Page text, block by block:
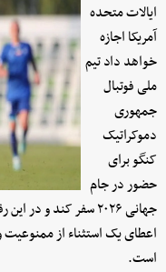
ایالات متحده
آمریکا اجازه
خواهد داد تیم
ملی فوتبال
جمهوری
دموکراتیک
کنگو برای
حضور در جام
جهانی ۲۰۲۶ سفر کند و
اعطای یک استثناء از ممنوعیت
است.